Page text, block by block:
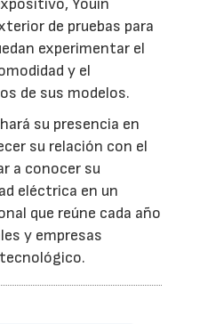
Youin
de pruebas para
experimentar el
y el
de sus modelos.
su presencia en
su relación con el
a conocer su
eléctrica en un
que reúne cada año
y empresas